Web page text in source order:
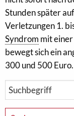
Stunden später
Verletzungen 1.
Syndrom mit
bewegt sich ein
300 und 500 Euro.